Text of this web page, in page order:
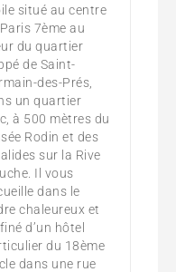
situé au centre
7ème au
du quartier
de Saint-
des-Prés,
un quartier
à 500 mètres du
Rodin et des
sur la Rive
Il vous
dans le
chaleureux et
d’un hôtel
du 18ème
dans une rue